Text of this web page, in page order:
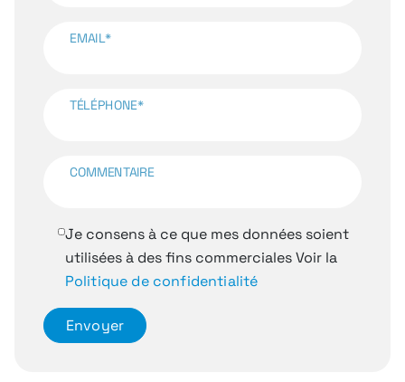
EMAIL*
TÉLÉPHONE*
COMMENTAIRE
Je consens à ce que mes données soient
utilisées à des fins commercialesVoir la
Politique de confidentialité
Envoyer